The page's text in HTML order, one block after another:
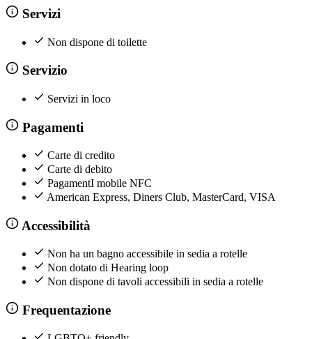
Servizi
Non dispone di toilette
Servizio
Servizi in loco
Pagamenti
Carte di credito
Carte di debito
PagamentI mobile NFC
American Express, Diners Club, MasterCard, VISA
Accessibilità
Non ha un bagno accessibile in sedia a rotelle
Non dotato di Hearing loop
Non dispone di tavoli accessibili in sedia a rotelle
Frequentazione